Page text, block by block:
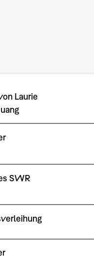
Laurie
SWR